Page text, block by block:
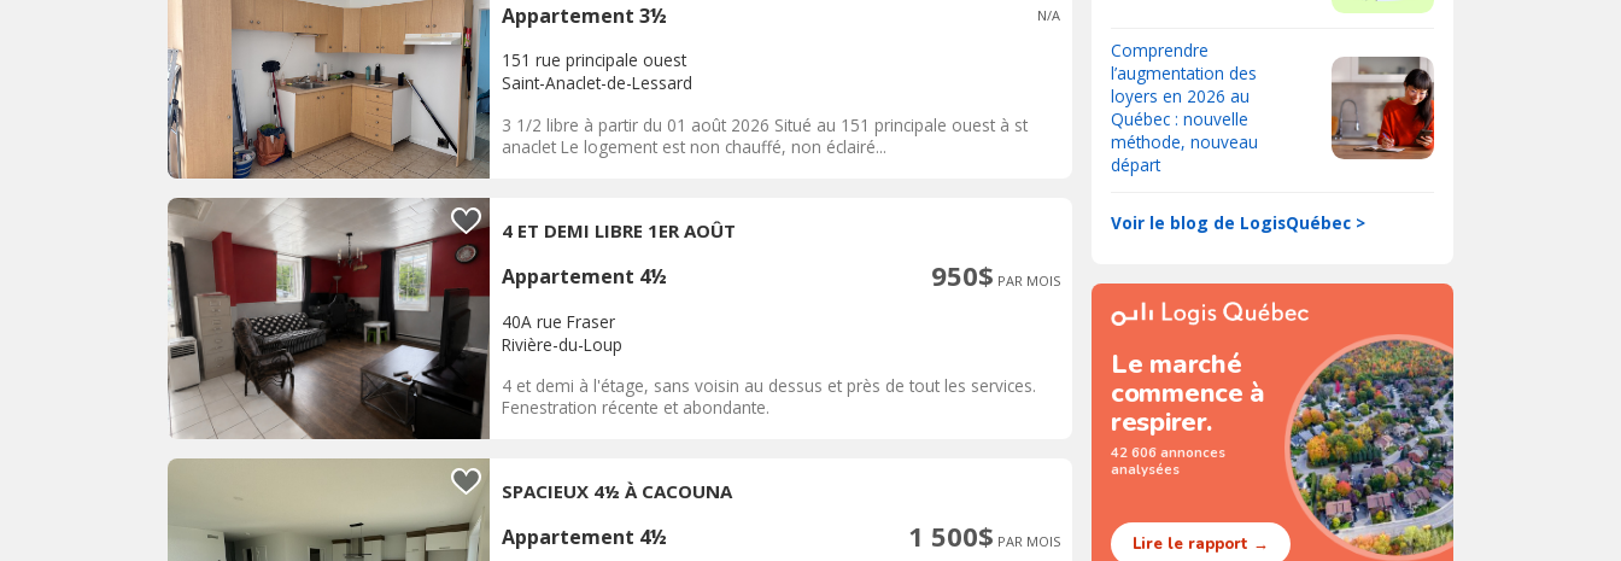
Appartement 3½ N/A
151 rue principale ouest
Saint-Anaclet-de-Lessard
3 1/2 libre à partir du 01 août 2026 Situé au 151 principale ouest à st
anaclet Le logement est non chauffé, non éclairé...
4 ET DEMI LIBRE 1ER AOÛT
Appartement 4½ 950$ PAR MOIS
40A rue Fraser
Rivière-du-Loup
4 et demi à l'étage, sans voisin au dessus et près de tout les services.
Fenestration récente et abondante.
SPACIEUX 4½ À CACOUNA
Appartement 4½ 1 500$ PAR MOIS
Comprendre
l’augmentation des
loyers en 2026 au
Québec : nouvelle
méthode, nouveau
départ
Voir le blog de LogisQuébec >
Le marché
commence à
respirer.
42 606 annonces
analysées
Lire le rapport →